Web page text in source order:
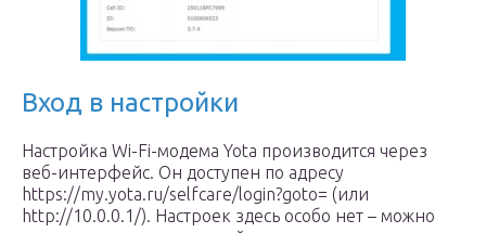
Вход в настройки
Настройка Wi-Fi-модема Yota производится через
веб-интерфейс. Он доступен по адресу
https://my.yota.ru/selfcare/login?goto= (или
http://10.0.0.1/). Настроек здесь особо нет – можно